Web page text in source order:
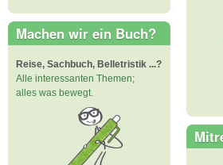
Machen wir ein Buch?
Reise, Sachbuch, Belletristik ...?
Alle interessanten Themen;
alles was bewegt.